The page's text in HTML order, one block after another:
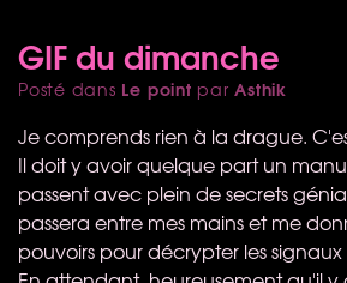
GIF du dimanche
Posté dans Le point parAsthik
Je comprends rien à la drague.
Il doit y avoir quelque part un
passent avec plein de secrets
passera entre mes mains et me
pouvoirs pour décrypter les